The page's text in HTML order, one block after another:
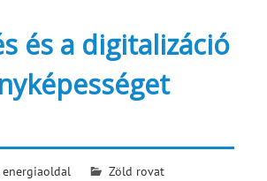
és a digitalizáció
energiaoldal Zöld rovat